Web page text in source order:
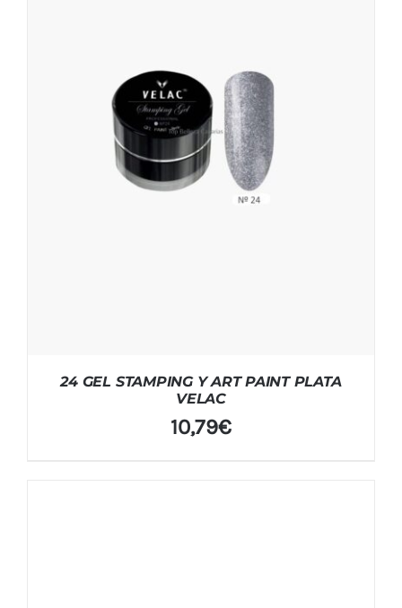
24 GEL STAMPING Y ART PAINT PLATA
VELAC
10,79€